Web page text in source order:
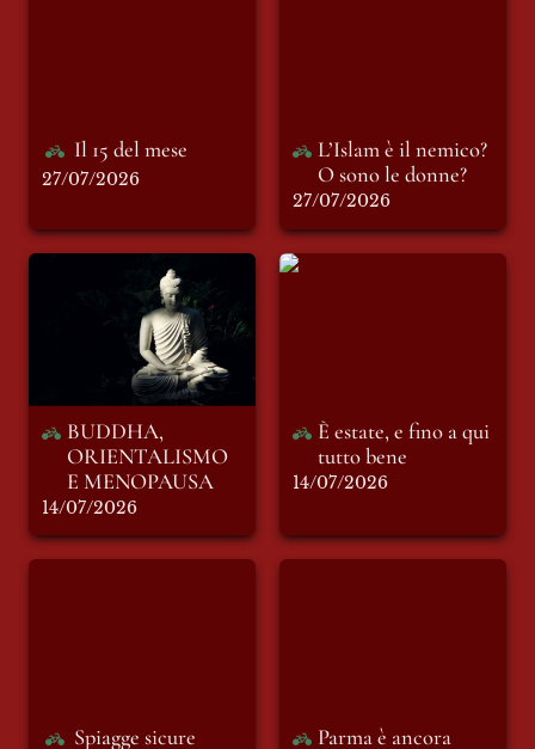
Il 15 del mese
27/07/2026
L’Islam è il nemico?
O sono le donne?
27/07/2026
BUDDHA,
ORIENTALISMO E
MENOPAUSA
BUDDHA,
ORIENTALISMO
E MENOPAUSA
14/07/2026
È estate, e fino a qui
È estate, e fino a qui
tutto bene
14/07/2026
Spiagge sicure
Parma è ancora